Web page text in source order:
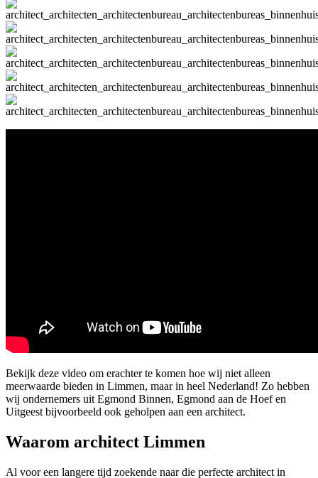
Bekijk deze video om erachter te komen hoe wij niet alleen
meerwaarde bieden in Limmen, maar in heel Nederland! Zo hebben
wij ondernemers uit Egmond Binnen, Egmond aan de Hoef en
Uitgeest bijvoorbeeld ook geholpen aan een architect.
Waarom architect Limmen
Al voor een langere tijd zoekende naar die perfecte architect in